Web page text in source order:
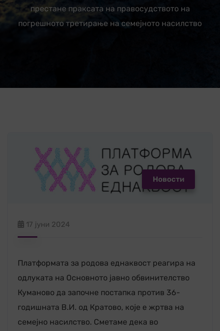
престане праксата на правосудството на
погрешното третирање на семејното насилство
Новости
17 јуни 2024
Платформата за родова еднаквост реагира на
одлуката на Основното јавно обвинителство
Куманово да започне постапка против 36-
годишната В.И. од Кратово, које е жртва на
семејно насилство. Сметаме дека во